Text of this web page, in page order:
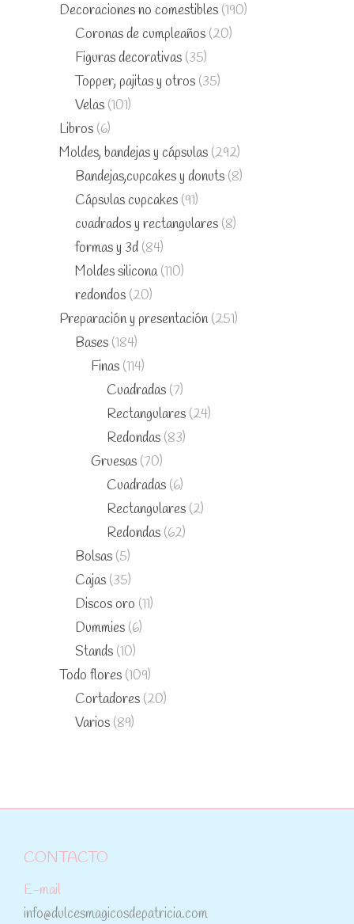
Decoraciones no comestibles (190)
Coronas de cumpleaños (20)
Figuras decorativas (35)
Topper, pajitas y otros (35)
Velas (101)
Libros (6)
Moldes, bandejas y cápsulas (292)
Bandejas,cupcakes y donuts (8)
Cápsulas cupcakes (91)
cuadrados y rectangulares (8)
formas y 3d (84)
Moldes silicona (110)
redondos (20)
Preparación y presentación (251)
Bases (184)
Finas (114)
Cuadradas (7)
Rectangulares (24)
Redondas (83)
Gruesas (70)
Cuadradas (6)
Rectangulares (2)
Redondas (62)
Bolsas (5)
Cajas (35)
Discos oro (11)
Dummies (6)
Stands (10)
Todo flores (109)
Cortadores (20)
Varios (89)
CONTACTO
E-mail
info@dulcesmagicosdepatricia.com